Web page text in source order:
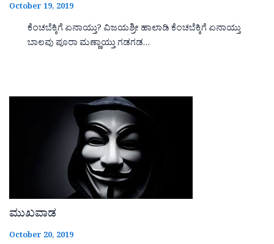
October 19, 2019
ಕೆಂಚಬೆಕ್ಕಿಗೆ ಏನಾಯ್ತು? ವಿಜಯಶ್ರೀ ಹಾಲಾಡಿ ಕೆಂಚಬೆಕ್ಕಿಗೆ ಏನಾಯ್ತು
ಬಾಲವು ಪೂರಾ ಮಣ್ಣಾಯ್ತು ಗಡಗಡ…
ಮುಖವಾಡ
October 20, 2019